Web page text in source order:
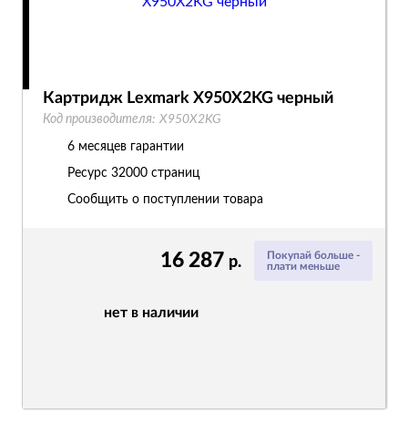
Покупай больше -
плати меньше
16 287 р.
нет в наличии
Картридж Lexmark X950X2KG черный
Код производителя: X950X2KG
6 месяцев гарантии
Ресурс 32000 страниц
Сообщить о поступлении товара